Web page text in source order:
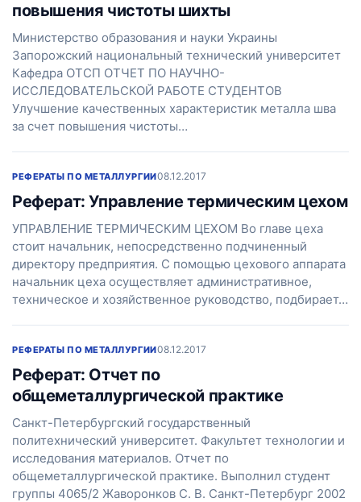
повышения чистоты шихты
Министерство образования и науки Украины
Запорожский национальный технический университет
Кафедра ОТСП ОТЧЕТ ПО НАУЧНО-
ИССЛЕДОВАТЕЛЬСКОЙ РАБОТЕ СТУДЕНТОВ
Улучшение качественных характеристик металла шва
за счет повышения чистоты…
РЕФЕРАТЫ ПО МЕТАЛЛУРГИИ08.12.2017
Реферат: Управление термическим цехом
УПРАВЛЕНИЕ ТЕРМИЧЕСКИМ ЦЕХОМ Во главе цеха
стоит начальник, непосредственно подчиненный
директору предприятия. С помощью цехового аппарата
начальник цеха осуществляет административное,
техническое и хозяйственное руководство, подбирает…
РЕФЕРАТЫ ПО МЕТАЛЛУРГИИ08.12.2017
Реферат: Отчет по
общеметаллургической практике
Санкт-Петербургский государственный
политехнический университет. Факультет технологии и
исследования материалов. Отчет по
общеметаллургической практике. Выполнил студент
группы 4065/2 Жаворонков С. В. Санкт-Петербург 2002